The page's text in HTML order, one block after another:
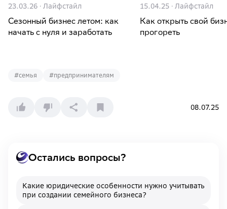
23.03.26 · Лайфстайл
Сезонный бизнес летом: как
начать с нуля и заработать
15.04.25 · Лайфстайл
Как открыть свой
прогореть
#семья #предпринимателям
08.07.25
Остались вопросы?
Какие юридические особенности нужно учитывать
при создании семейного бизнеса?